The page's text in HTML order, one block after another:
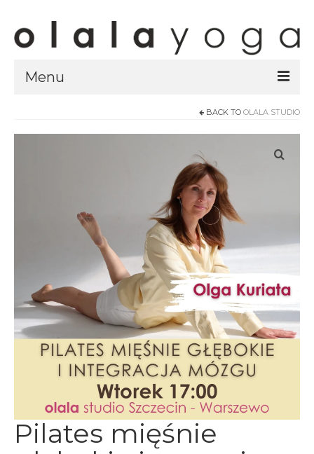
Menu
Olala Studio
Grafik
spotkania online
Blog
artykuły i video
BACK TO OLALA STUDIO
Pilates mięśnie